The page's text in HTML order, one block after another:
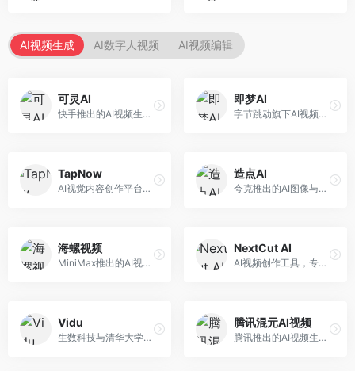
AI视频生成 AI数字人视频 AI视频编辑
可灵AI
快手推出的AI视频生成平台，支持文生视频和图生视频，可生成长达2分钟的高质量视频内容。面向短视频创作者和营销人员，操作简便，生成效果逼真，适合商业推广和创意表达。
即梦AI
字节跳动旗下AI视频创作平台，支持多模态内容生成。面向内容创作者和营销人员，提供文生视频、图生视频、智能剪辑等功能，中文理解能力强，创作效率高。
TapNow
AI视觉内容创作平台，整合图像与视频生成能力。面向内容创作者，提供文生图、文生视频、智能编辑等服务，创作工具丰富，一站式体验便捷。
造点AI
夸克推出的AI图像与视频创作平台。面向普通用户和内容创作者，提供文生图、文生视频等功能，操作简便，与夸克生态深度整合。
海螺视频
MiniMax推出的AI视频生成工具，支持高质量视频创作。面向内容创作者，提供文生视频、视频编辑等功能，生成速度快，视频效果自然流畅。
NextCut AI
AI视频创作工具，专注于智能剪辑和视频生成。面向视频创作者，提供智能剪辑、视频生成、特效添加等功能，剪辑效率高，适合快节奏内容生产。
Vidu
生数科技与清华大学联合研发的AI视频生成大模型。面向视频创作者和内容生产者，支持文生视频、图生视频，视频质量高，物理运动理解准确，国产视频生成领先工具。
腾讯混元AI视频
腾讯推出的AI视频生成工具，基于混元大模型。面向腾讯生态用户和内容创作者，支持文生视频、视频编辑等功能，与腾讯产品生态深度整合。